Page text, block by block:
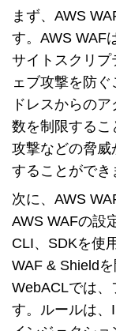
まず、AWS
す。AWS WAF
サイトスクリプ
ェブ攻撃を防
ドレスからの
数を制限する
攻撃などの脅威
することができ
次に、AWS
AWS WAFの設
CLI、SDKを使
WAF & Shield
WebACLでは、
す。ルールは